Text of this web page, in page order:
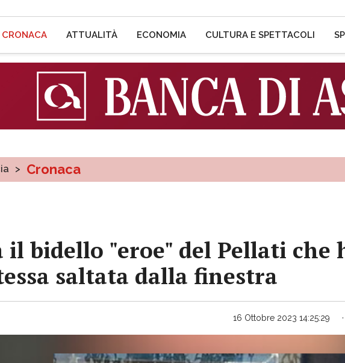
CRONACA ATTUALITÀ ECONOMIA CULTURA E SPETTACOLI
> Cronaca
il bidello "eroe" del Pellati che
saltata dalla finestra
16 Ottobre 2023 14:25:29